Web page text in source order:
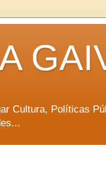
Cultura, Políticas